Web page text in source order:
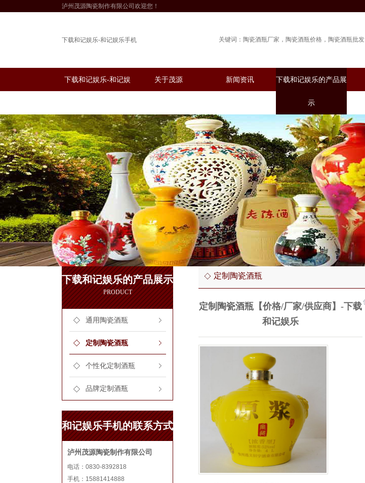
泸州茂源陶瓷制作有限公司欢迎您！
下载和记娱乐-和记娱乐手机 关键词： 陶瓷酒瓶厂家 陶瓷酒瓶价格 陶瓷酒瓶批发
下载和记娱乐-和记娱 关于茂源 新闻资讯 下载和记娱乐的产品展
示
下载和记娱乐的产品展示
PRODUCT
通用陶瓷酒瓶
定制陶瓷酒瓶
个性化定制酒瓶
品牌定制酒瓶
和记娱乐手机的联系方式
泸州茂源陶瓷制作有限公司
电话：0830-8392818
手机：15881414888
定制陶瓷酒瓶
定制陶瓷酒瓶【价格/厂家/供应商】-下载
和记娱乐